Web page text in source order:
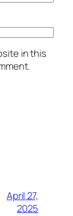
in this
April 27,
2025